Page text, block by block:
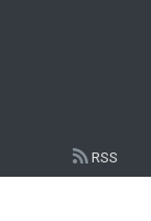
RSS